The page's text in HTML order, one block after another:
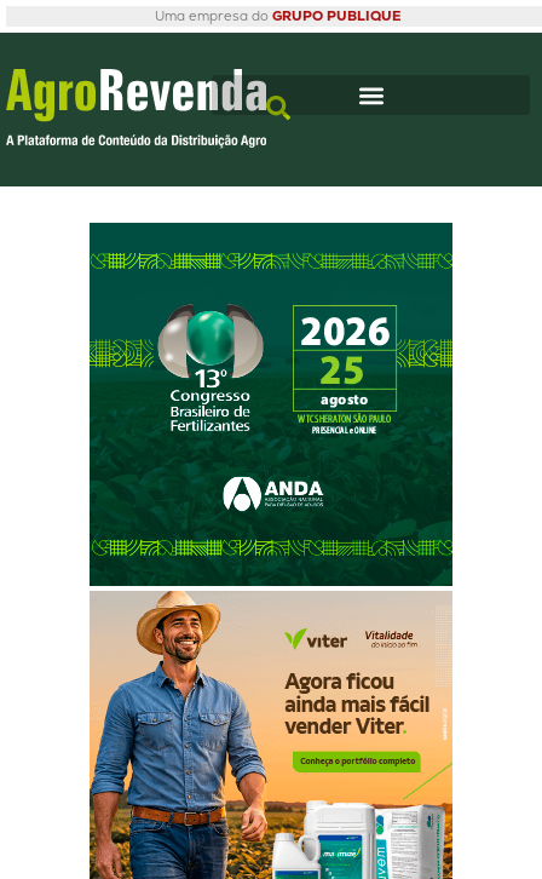
Uma empresa do GRUPO PUBLIQUE